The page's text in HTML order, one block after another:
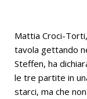
Mattia Croci-
tavola gettando
Steffen, ha
le tre partite in
starci, ma che